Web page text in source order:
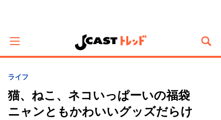
ライフ
猫、ねこ、ネコいっぱーいの福袋
ニャンともかわいいグッズだらけ